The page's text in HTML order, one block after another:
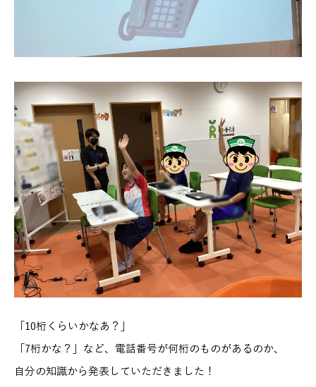
「10桁くらいかなあ？」
「7桁かな？」など、電話番号が何桁のものがあるのか、
自分の知識から発表していただきました！